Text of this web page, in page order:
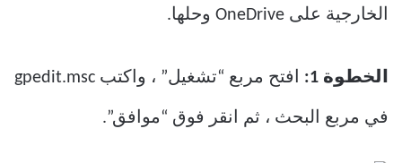
الخارجية على OneDrive وحلها.
الخطوة 1: افتح مربع “تشغيل” ، واكتب gpedit.msc
في مربع البحث ، ثم انقر فوق “موافق”.